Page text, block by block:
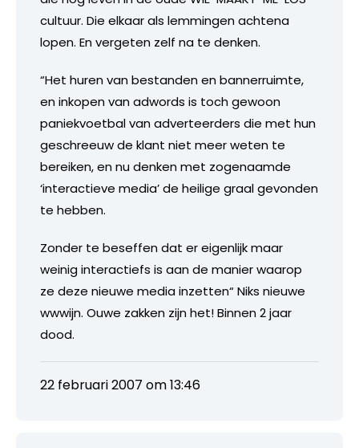
cultuur. Die elkaar als lemmingen achtena
lopen. En vergeten zelf na te denken.
“Het huren van bestanden en bannerruimte,
en inkopen van adwords is toch gewoon
paniekvoetbal van adverteerders die met hun
geschreeuw de klant niet meer weten te
bereiken, en nu denken met zogenaamde
‘interactieve media’ de heilige graal gevonden
te hebben.
Zonder te beseffen dat er eigenlijk maar
weinig interactiefs is aan de manier waarop
ze deze nieuwe media inzetten“ Niks nieuwe
wwwijn. Ouwe zakken zijn het! Binnen 2 jaar
dood.
22 februari 2007 om 13:46